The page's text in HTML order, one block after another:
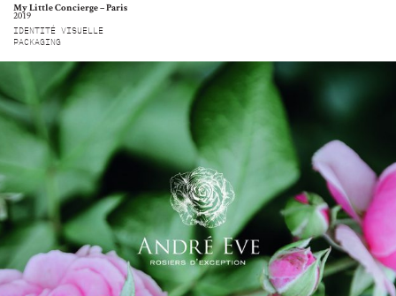
My Little Concierge – Paris
2019
IDENTITÉ VISUELLE
PACKAGING